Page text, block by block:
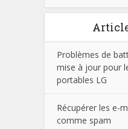
Problèmes de
mise à jour pour
portables LG
Récupérer les e-
comme spam